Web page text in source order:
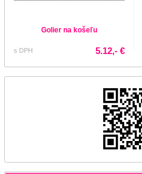
Golier na košeľu
s DPH 5.12,- €